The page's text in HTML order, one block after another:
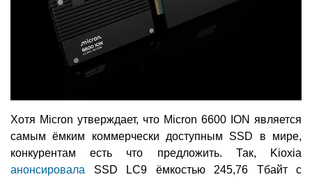
Хотя Micron утверждает, что Micron 6600 ION является
самым ёмким коммерчески доступным SSD в мире,
конкурентам есть что предложить. Так, Kioxia
анонсировала SSD LC9 ёмкостью 245,76 Тбайт с